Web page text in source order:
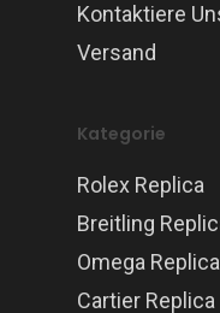
Kontaktiere
Versand
Kategorie
Rolex Replica
Breitling
Omega Replica
Cartier Replica